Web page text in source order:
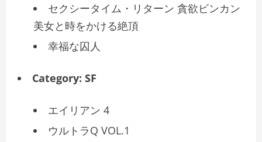
セクシータイム・リターン 貪欲ビンカン
美女と時をかける絶頂
幸福な囚人
Category: SF
エイリアン 4
ウルトラQ VOL.1